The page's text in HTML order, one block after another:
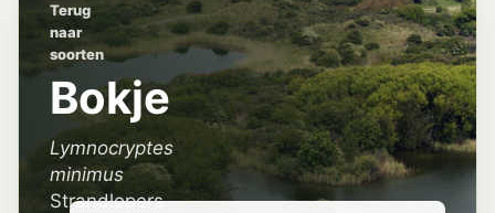
Terug
naar
soorten
Bokje
Lymnocryptes
minimus
Strandlopers